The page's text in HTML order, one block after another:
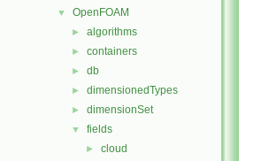
▼ OpenFOAM
► algorithms
► containers
► db
► dimensionedTypes
► dimensionSet
▼ fields
► cloud